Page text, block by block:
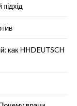
как HHDEUTSCH